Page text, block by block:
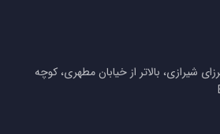
شیرازی، بالاتر از خیابان مطهری، کوچه